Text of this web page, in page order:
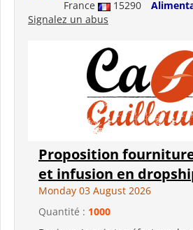
France 15290
Signalez un abus
Proposition
et infusion en
Monday 03 August 2026
Quantité : 1000